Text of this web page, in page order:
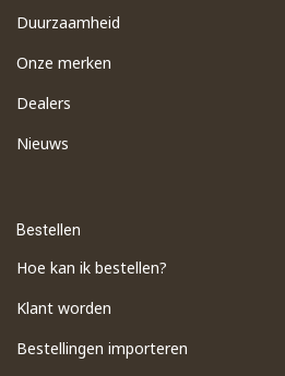
Duurzaamheid
Onze merken
Dealers
Nieuws
Bestellen
Hoe kan ik bestellen?
Klant worden
Bestellingen importeren